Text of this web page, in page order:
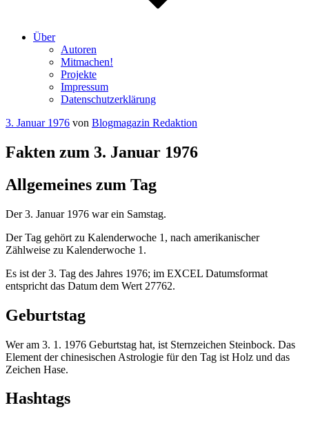
Über
Autoren
Mitmachen!
Projekte
Impressum
Datenschutzerklärung
Veröffentlicht
3. Januar 1976 von Blogmagazin Redaktion
Fakten zum 3. Januar 1976
Allgemeines zum Tag
Der 3. Januar 1976 war ein Samstag.
Der Tag gehört zu Kalenderwoche 1, nach amerikanischer
Zählweise zu Kalenderwoche 1.
Es ist der 3. Tag des Jahres 1976; im EXCEL Datumsformat
entspricht das Datum dem Wert 27762.
Geburtstag
Wer am 3. 1. 1976 Geburtstag hat, ist Sternzeichen Steinbock. Das
Element der chinesischen Astrologie für den Tag ist Holz und das
Zeichen Hase.
Hashtags